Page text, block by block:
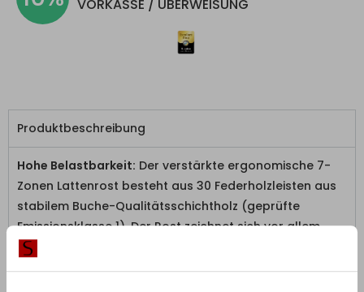
VORKASSE / ÜBERWEISUNG
Produktbeschreibung
Hohe Belastbarkeit: Der verstärkte ergonomische 7-
Zonen Lattenrost besteht aus 30 Federholzleisten aus
stabilem Buche-Qualitätsschichtholz (geprüfte
Emissionsklasse 1). Der Rost zeichnet sich vor allem
durch seine hohe Belastbarkeit bis 240 kg aus und ist